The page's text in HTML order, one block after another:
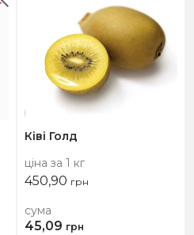
Ківі Голд
ціна за 1 кг
450,90 грн
сума
45,09 грн